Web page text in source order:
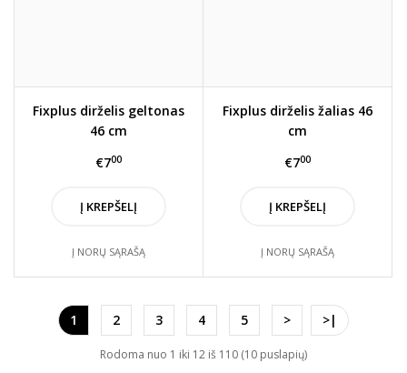
Fixplus dirželis geltonas
46 cm
€700
Į KREPŠELĮ
Į NORŲ SĄRAŠĄ
Fixplus dirželis žalias 46
cm
€700
Į KREPŠELĮ
Į NORŲ SĄRAŠĄ
1 2 3 4 5 > >|
Rodoma nuo 1 iki 12 iš 110 (10 puslapių)